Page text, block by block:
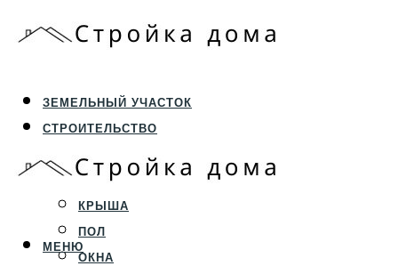
ЗЕМЕЛЬНЫЙ УЧАСТОК
СТРОИТЕЛЬСТВО
ФУНДАМЕНТ И ЦОКОЛЬ
ПЕРЕКРЫТИЯ И СТЕНЫ
КРЫША
ПОЛ
ОКНА
МЕНЮ